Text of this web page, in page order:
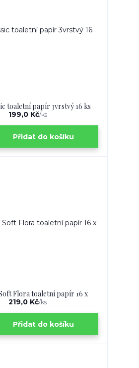
toaletní papír 3vrstvý 16 ks
199,0 Kč/ks
Přidat do košíku
Flora toaletní papír 16 x
219,0 Kč/ks
Přidat do košíku